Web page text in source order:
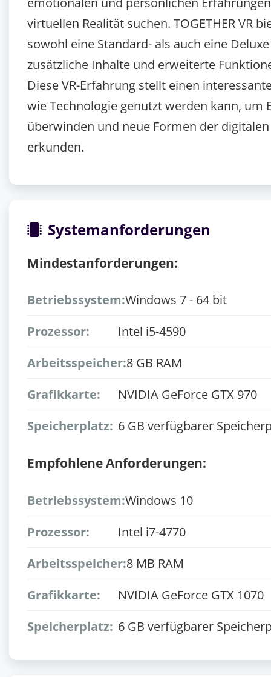
virtuellen Realität suchen. TOGETHER VR
sowohl eine Standard- als auch eine
zusätzliche Inhalte und erweiterte
Diese VR-Erfahrung stellt einen
wie Technologie genutzt werden kann, um
überwinden und neue Formen der
erkunden.
Systemanforderungen
Mindestanforderungen:
Betriebssystem:Windows 7 - 64 bit
Prozessor:
Intel i5-4590
Arbeitsspeicher:8 GB RAM
Grafikkarte:
NVIDIA GeForce GTX 970
Speicherplatz: 6 GB verfügbarer
Empfohlene Anforderungen:
Betriebssystem:Windows 10
Prozessor:
Intel i7-4770
Arbeitsspeicher:8 MB RAM
Grafikkarte:
NVIDIA GeForce GTX 1070
Speicherplatz: 6 GB verfügbarer